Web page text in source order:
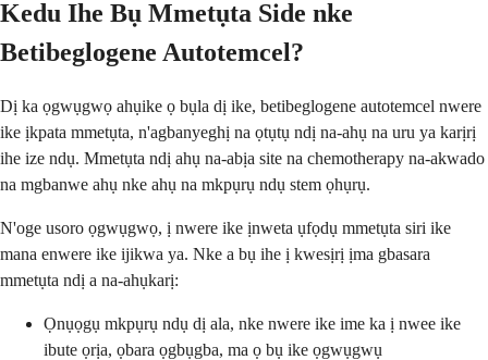
Kedu Ihe Bụ Mmetụta Side nke
Betibeglogene Autotemcel?
Dị ka ọgwụgwọ ahụike ọ bụla dị ike, betibeglogene autotemcel nwere
ike ịkpata mmetụta, n'agbanyeghị na ọtụtụ ndị na-ahụ na uru ya karịrị
ihe ize ndụ. Mmetụta ndị ahụ na-abịa site na chemotherapy na-akwado
na mgbanwe ahụ nke ahụ na mkpụrụ ndụ stem ọhụrụ.
N'oge usoro ọgwụgwọ, ị nwere ike ịnweta ụfọdụ mmetụta siri ike
mana enwere ike ijikwa ya. Nke a bụ ihe ị kwesịrị ịma gbasara
mmetụta ndị a na-ahụkarị:
Ọnụọgụ mkpụrụ ndụ dị ala, nke nwere ike ime ka ị nwee ike
ibute ọrịa, ọbara ọgbụgba, ma ọ bụ ike ọgwụgwụ